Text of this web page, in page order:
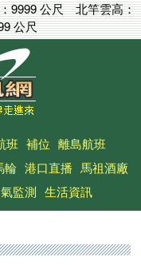
9999 公尺北竿雲高：
公尺
班 補位 離島航班
輪 港口直播 馬祖酒廠
監測 生活資訊